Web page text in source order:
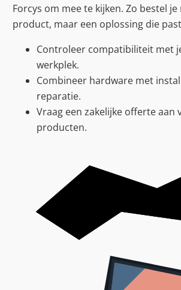
Forcys om mee te kijken. Zo bestel
product, maar een oplossing die
Controleer compatibiliteit met
werkplek.
Combineer hardware met
reparatie.
Vraag een zakelijke offerte aan
producten.